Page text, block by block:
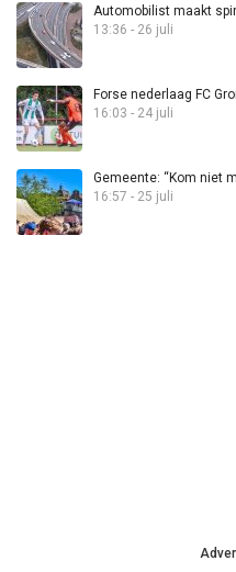
Automobilist maakt
13:36 - 26 juli
Forse nederlaag FC
16:03 - 24 juli
Gemeente: “Kom niet
16:57 - 25 juli